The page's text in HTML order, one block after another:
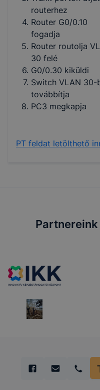
routerhez
Router G0/0.10
fogadja
Router routolja
30 felé
G0/0.30 kiküldi
Switch VLAN 30-
továbbítja
PC3 megkapja
PT feldat letölthető
Partnereink